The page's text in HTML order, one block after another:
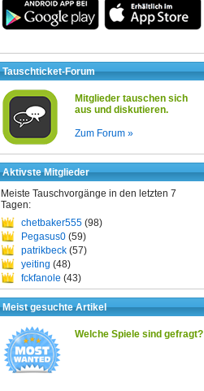
Tauschticket-Forum
Mitglieder tauschen sich
aus und diskutieren.
Zum Forum »
Aktivste Mitglieder
Meiste Tauschvorgänge in den letzten 7
Tagen:
chetbaker555 (98)
Pegasus0 (59)
patrikbeck (57)
yeiting (48)
fckfanole (43)
Meist gesuchte Artikel
Welche Spiele sind gefragt?